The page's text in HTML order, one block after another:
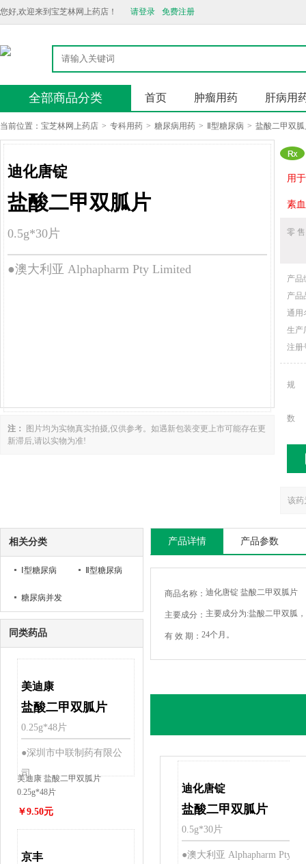
您好,欢迎来到宝芝林网上药店！ 请登录 免费注册
全部商品分类 首页 肿瘤用药 肝病用
当前位置： 宝芝林网上药店 > 专科用药 > 糖尿病用药 > Ⅱ型糖尿病 > 盐酸二甲双
迪化唐锭
盐酸二甲双胍片
0.5g*30片
●澳大利亚 Alphapharm Pty Limited
注：
图片均为实物真实拍摄,仅供参考。如遇新包装变更上市可能存在更
新滞后,请以实物为准!
用
素
零
产品
产品
通用
生产
注册
规
数
该药
相关分类
Ⅰ型糖尿病 Ⅱ型糖尿病
糖尿病并发
同类药品
美迪康
盐酸二甲双胍片
0.25g*48片
●深圳市中联制药有限公
司
美迪康 盐酸二甲双胍片
0.25g*48片
￥9.50元
京丰
产品详情 产品参数
商品名称： 迪化唐锭 盐酸二甲双胍片
主要成分： 主要成分为:盐酸二甲双胍
有 效 期： 24个月。
迪化唐锭
盐酸二甲双胍片
0.5g*30片
●澳大利亚 Alphapharm Pty